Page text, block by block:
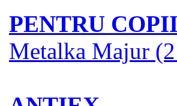
PENTRU
Metalka Majur